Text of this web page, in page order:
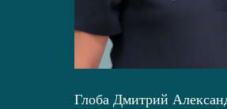
Глоба Дмитрий